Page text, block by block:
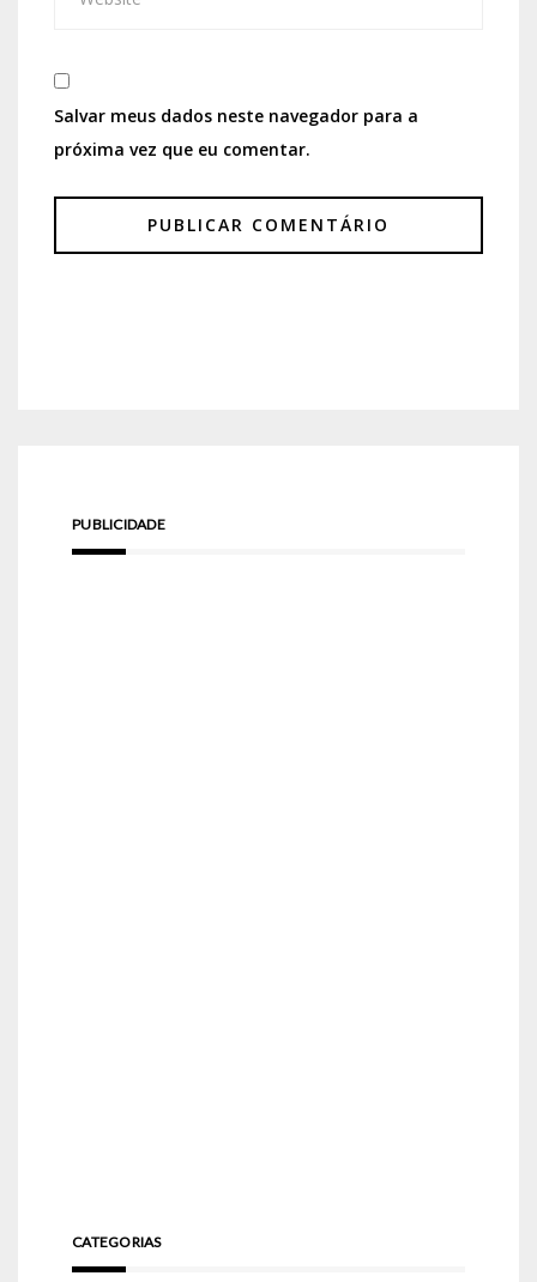
Salvar meus dados neste navegador para a
próxima vez que eu comentar.
PUBLICIDADE
CATEGORIAS